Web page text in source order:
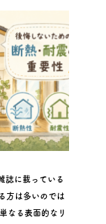
誌に載っている
方は多いのでは
なる表面的なリ